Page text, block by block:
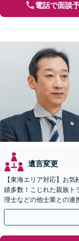
電話で面談
遺言変更
【東海エリア対応】お
績多数！こじれた親族ト
理士などの他士業との連
間・休日面談可】【完全